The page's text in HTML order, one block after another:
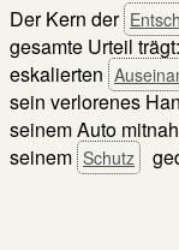
Der Kern der
gesamte Urteil
eskalierten
sein verlorenes
seinem Auto
seinem Schutz